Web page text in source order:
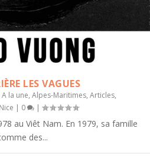
LES VAGUES
A la une,Alpes-Maritimes,Articles,
Nice | 0 |
au Viêt Nam. En 1979, sa famille
des...